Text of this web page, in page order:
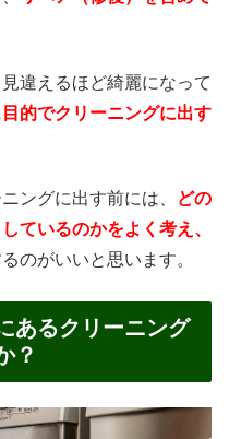
違えるほど綺麗になって
的でクリーニングに出す
ングに出す前には、
どの
ているのかをよく考え、
のがいいと思います。
あるクリーニング
？